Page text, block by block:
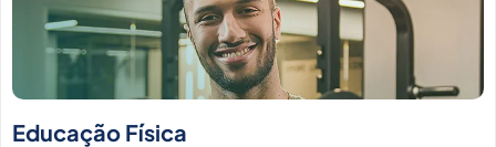
Educação Física